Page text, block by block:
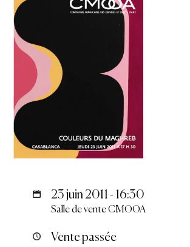
23 juin 2011 - 16:30
Salle de vente CMOOA
Vente passée